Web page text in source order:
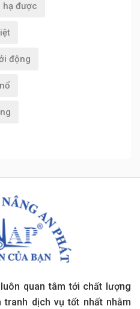
hạ được
động
quan tâm tới chất lượng
dịch vụ tốt nhất nhằm